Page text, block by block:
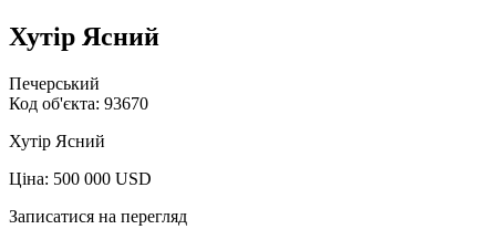
Хутір Ясний
Печерський
Код об'єкта: 93670
Хутір Ясний
Ціна: 500 000 USD
Записатися на перегляд